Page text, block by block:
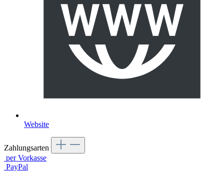
Website
Zahlungsarten
per Vorkasse
PayPal